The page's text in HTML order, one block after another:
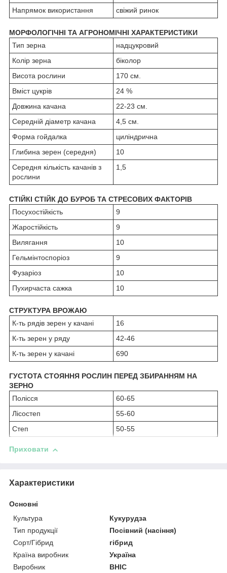
Напрямок використання
свіжий ринок
МОРФОЛОГІЧНІ ТА АГРОНОМІЧНІ ХАРАКТЕРИСТИКИ
Тип зерна
надцукровий
Колір зерна
біколор
Висота рослини
170 см.
Вміст цукрів
24 %
Довжина качана
22-23 см.
Середній діаметр качана
4,5 см.
Форма гойдалка
циліндрична
Глибина зерен (середня)
10
Середня кількість качанів з
рослини
1,5
СТІЙКІ СТІЙК ДО БУРОБ ТА СТРЕСОВИХ ФАКТОРІВ
Посухостійкість
9
Жаростійкість
9
Вилягання
10
Гельмінтоспоріоз
9
Фузаріоз
10
Пухирчаста сажка
10
СТРУКТУРА ВРОЖАЮ
К-ть рядів зерен у качані
16
К-ть зерен у ряду
42-46
К-ть зерен у качані
690
ГУСТОТА СТОЯННЯ РОСЛИН ПЕРЕД ЗБИРАННЯМ НА
ЗЕРНО
Полісся
60-65
Лісостеп
55-60
Степ
50-55
Приховати
Характеристики
Основні
Культура
Кукурудза
Тип продукції
Посівний (насіння)
Сорт/Гібрид
гібрид
Країна виробник
Україна
Виробник
ВНІС